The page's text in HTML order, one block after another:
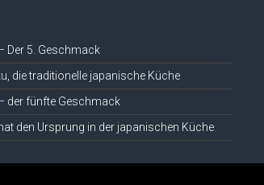
Der 5. Geschmack
die traditionelle japanische Küche
der fünfte Geschmack
den Ursprung in der japanischen Küche